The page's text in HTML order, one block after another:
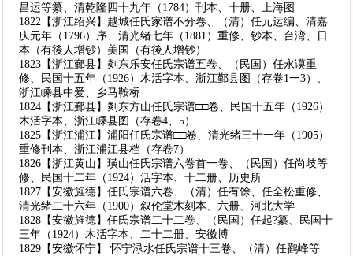
昌运等纂、清乾隆四十九年（1784）刊本、十册、上海图
1822【浙江绍兴】越城任氏家谱不分卷、（清）任元运编、清嘉
庆元年（1796）序、清光绪七年（1881）重修、钞本、台湾、日
本（有後人增钞）美国（有後人增钞）
1823【浙江鄞县】剡东乐安任氏宗谱五卷、（民国）任永谟重
修、民国十五年（1926）木活字本、浙江鄞县图（存卷1一3）、
浙江嵊县中爱、乡马鞍桥
1824【浙江鄞县】剡东方山任氏宗谱□□卷、民国十五年（1926）
木活字本、浙江嵊县图（存卷4、5）
1825【浙江浦江】浦阳任氏宗谱□□卷、清光绪三十一年（1905）
重修刊本、浙江浦江县档（存卷7）
1826【浙江黄山】璜山任氏宗谱六卷首一卷、（民国）任尚歧等
修、民国十二年（1924）活字本、十二册、历史所
1827【安徽旌德】任氏宗谱六卷、（清）任有馀、任全松重修、
清光绪二十六年（1900）叙伦堂木刻本、六册、河北大学
1828【安徽旌德】任氏宗谱二十二卷、（民国）任起?纂、民国十
三年（1924）木活字本、二十二册、安徽博
1829【安徽怀宁】 怀宁渌水任氏宗谱十三卷、（清）任鹳峰等